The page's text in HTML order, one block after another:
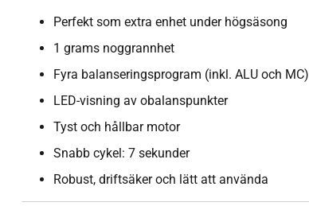
Perfekt som extra enhet under högsäsong
1 grams noggrannhet
Fyra balanseringsprogram (inkl. ALU och MC)
LED-visning av obalanspunkter
Tyst och hållbar motor
Snabb cykel: 7 sekunder
Robust, driftsäker och lätt att använda